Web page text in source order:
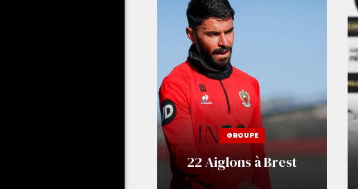
GROUPE
22 Aiglons à Brest